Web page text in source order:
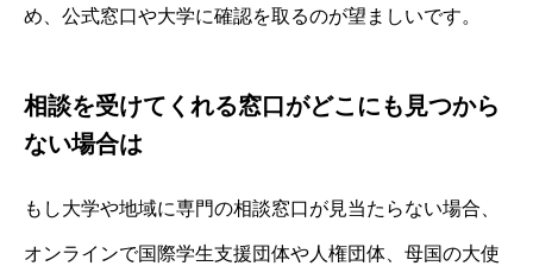
め、公式窓口や大学に確認を取るのが望ましいです。
相談を受けてくれる窓口がどこにも見つから
ない場合は
もし大学や地域に専門の相談窓口が見当たらない場合、
オンラインで国際学生支援団体や人権団体、母国の大使